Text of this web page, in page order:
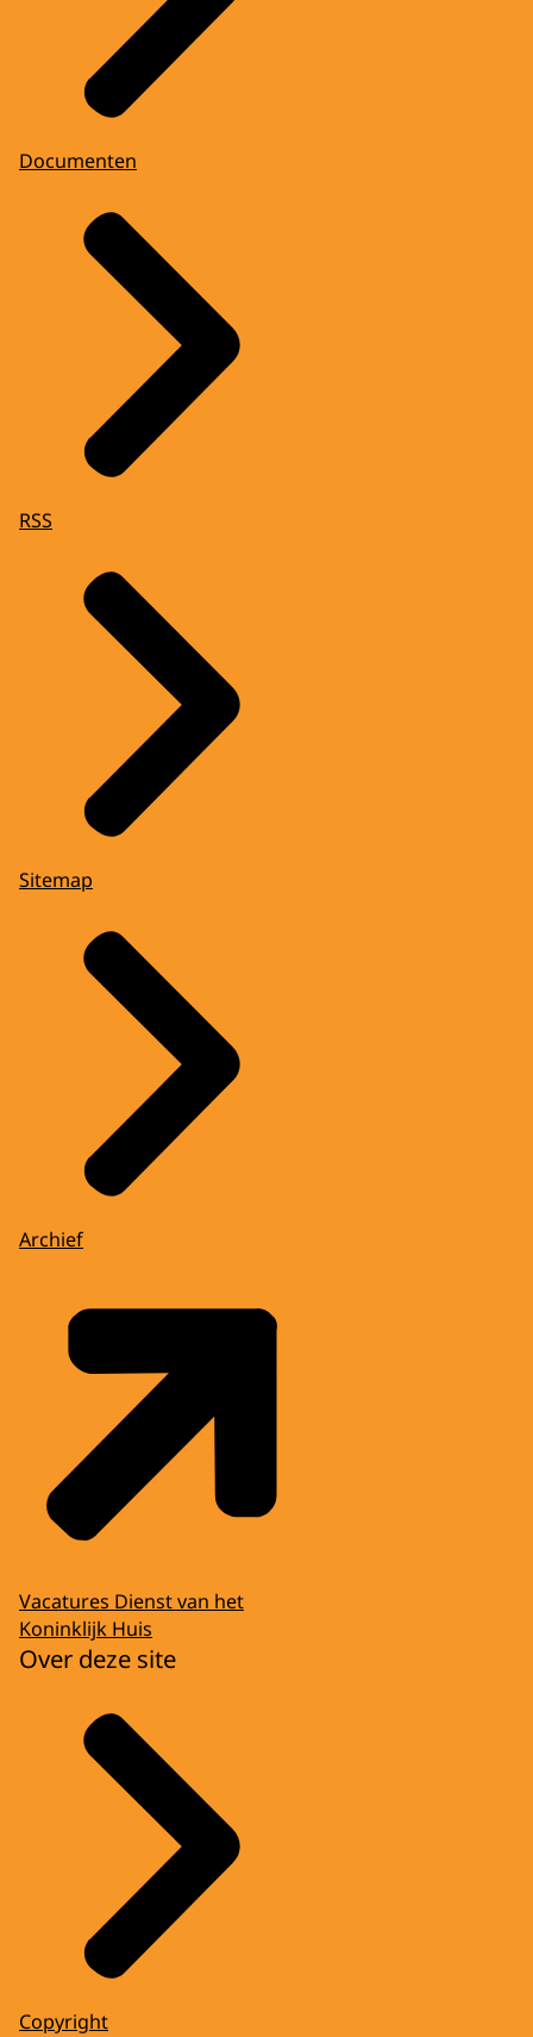
Documenten
RSS
Sitemap
Archief
Vacatures Dienst van het
Koninklijk Huis
Over deze site
Copyright